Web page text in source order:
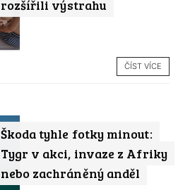
rozšířili výstrahu
ČÍST VÍCE
Škoda tyhle fotky minout:
Tygr v akci, invaze z Afriky
nebo zachráněný anděl